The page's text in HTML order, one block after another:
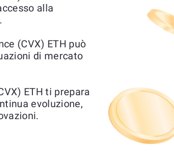
alla
(CVX) ETH può
di mercato
ETH ti prepara
evoluzione,